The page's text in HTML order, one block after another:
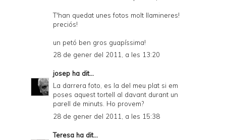
T'han quedat unes fotos molt llamineres!
preciós!
un petó ben gros guapíssima!
28 de gener del 2011, a les 13:20
josep ha dit...
La darrera foto, es la del meu plat si em
poses aquest tortell al davant durant un
parell de minuts. Ho provem?
28 de gener del 2011, a les 15:38
Teresa ha dit...